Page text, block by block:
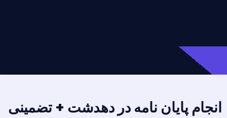
انجام پایان نامه در دهدشت + تضمینی